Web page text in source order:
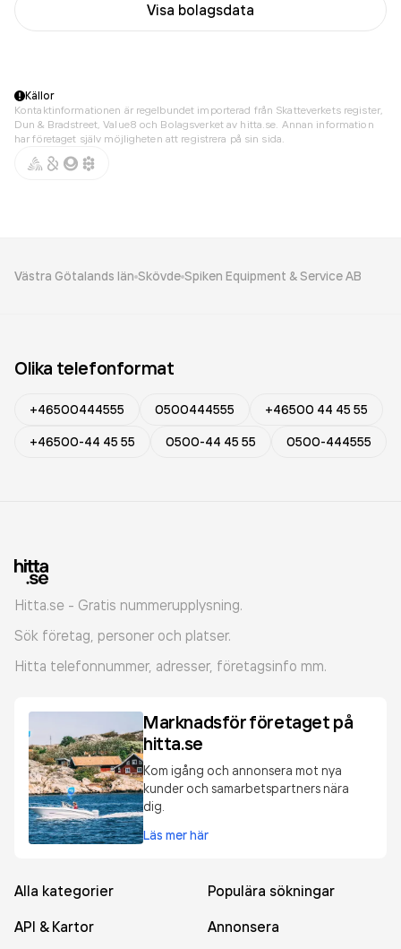
Visa bolagsdata
Källor
Kontaktinformationen är regelbundet importerad från Skatteverkets register,
Dun & Bradstreet, Value8 och Bolagsverket av hitta.se. Annan information
har företaget själv möjligheten att registrera på sin sida.
Västra Götalands län Skövde Spiken Equipment & Service AB
Olika telefonformat
+46500444555 0500444555
+46500 44 45 55
+46500-44 45 55
0500-44 45 55 0500-444555
Hitta.se - Gratis nummerupplysning.
Sök företag, personer och platser.
Hitta telefonnummer, adresser, företagsinfo mm.
Marknadsför företaget på
hitta.se
Kom igång och annonsera mot nya
kunder och samarbetspartners nära
dig.
Läs mer här
Alla kategorier
Populära sökningar
API & Kartor
Annonsera